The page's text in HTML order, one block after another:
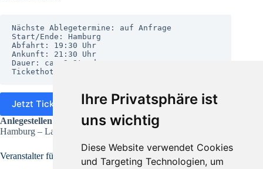
Ihre Privatsphäre ist
uns wichtig
Diese Website verwendet Cookies
und Targeting Technologien, um
Nächste Ablegetermine: auf Anfrage
Start/Ende: Hamburg
Abfahrt: 19:30 Uhr
Ankunft: 21:30 Uhr
Dauer: ca. 2 Stunden
Tickethotline: +49 (40) 609 297 65
Jetzt Ticket online kaufen
Anlegestellen
Hamburg – Landungsbrücken
Veranstalter für Hafenrundfahrten Hamburg